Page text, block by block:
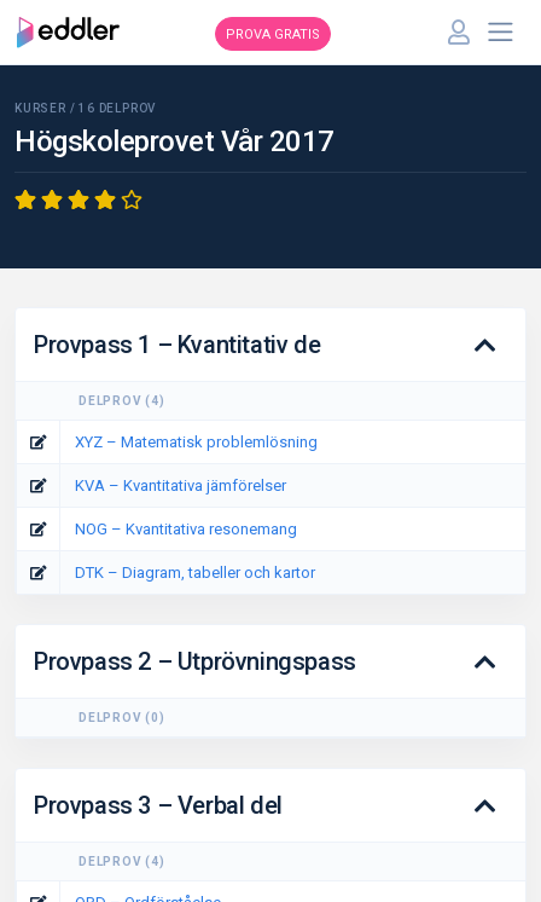
PROVA GRATIS
KURSER /16 DELPROV
Högskoleprovet Vår 2017
Provpass 1 – Kvantitativ de
DELPROV (4)
XYZ – Matematisk problemlösning
KVA – Kvantitativa jämförelser
NOG – Kvantitativa resonemang
DTK – Diagram, tabeller och kartor
Provpass 2 – Utprövningspass
DELPROV (0)
Provpass 3 – Verbal del
DELPROV (4)